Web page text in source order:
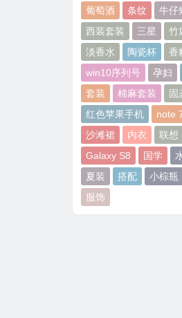
葡萄酒
条纹 牛仔
西装套装
三星 竹
淡香水
陶瓷杯 香
win10序列号
孕妇
套装
棉麻套装 固
红色苹果手机
note
沙滩裙
内衣 联想
Galaxy S8
国学
夏装
搭配 小棕瓶
服饰